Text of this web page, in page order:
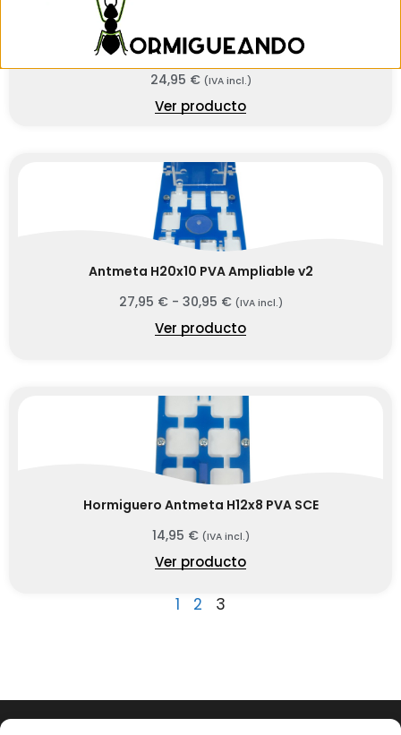
SIN EXISTENCIAS
Hormiguero Antmeta H12x8 Corcho
24,95 € (IVA incl.)
Ver producto
Antmeta H20x10 PVA Ampliable v2
27,95 € - 30,95 € (IVA incl.)
Ver producto
Hormiguero Antmeta H12x8 PVA SCE
14,95 € (IVA incl.)
Ver producto
1 2 3